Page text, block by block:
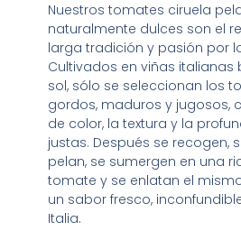
Nuestros tomates ciruela
naturalmente dulces son el
larga tradición y pasión por
Cultivados en viñas italianas
sol, sólo se seleccionan los
gordos, maduros y jugosos,
de color, la textura y la
justas. Después se recogen,
pelan, se sumergen en una
tomate y se enlatan el
un sabor fresco,
Italia.